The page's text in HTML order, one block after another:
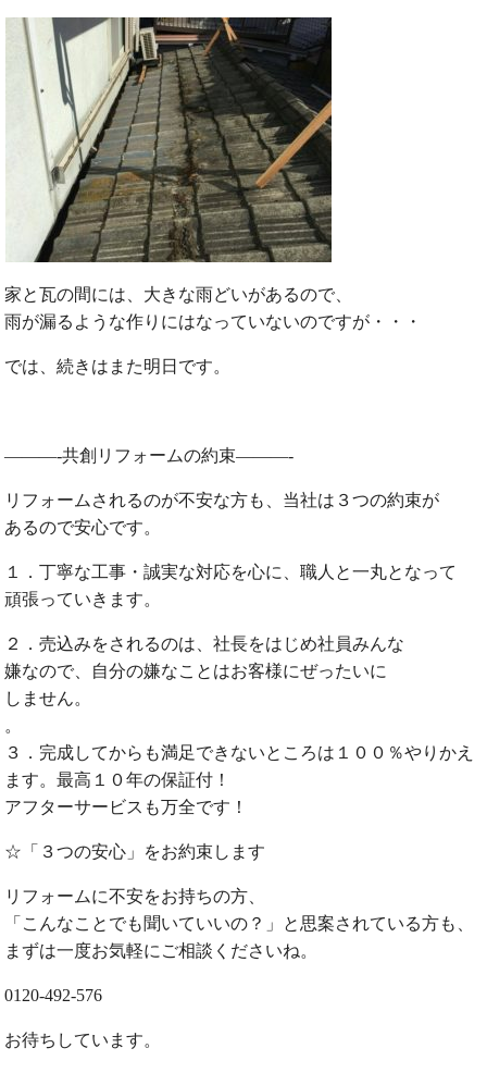
家と瓦の間には、大きな雨どいがあるので、
雨が漏るような作りにはなっていないのですが・・・
では、続きはまた明日です。
———-共創リフォームの約束———-
リフォームされるのが不安な方も、当社は３つの約束が
あるので安心です。
１．丁寧な工事・誠実な対応を心に、職人と一丸となって
頑張っていきます。
２．売込みをされるのは、社長をはじめ社員みんな
嫌なので、自分の嫌なことはお客様にぜったいに
しません。
。
３．完成してからも満足できないところは１００％やりかえ
ます。最高１０年の保証付！
アフターサービスも万全です！
☆「３つの安心」をお約束します
リフォームに不安をお持ちの方、
「こんなことでも聞いていいの？」と思案されている方も、
まずは一度お気軽にご相談くださいね。
0120-492-576
お待ちしています。